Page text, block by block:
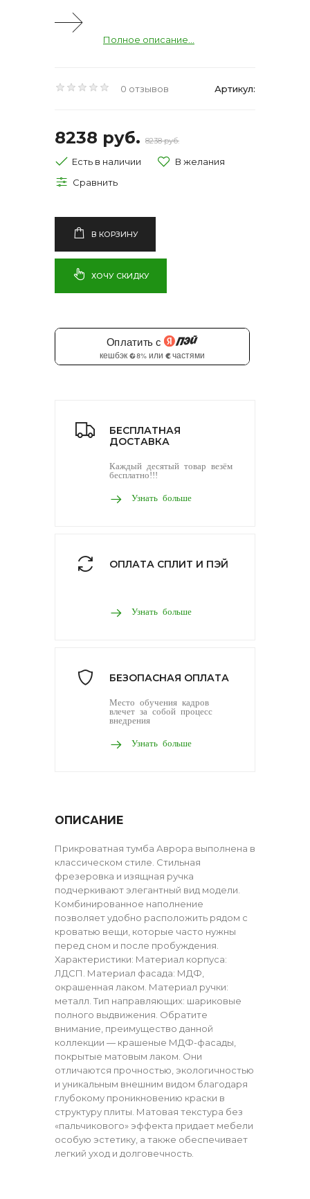
Полное описание...
0 отзывов Артикул:
8238 руб. 8238 руб.
Есть в наличии
В КОРЗИНУ
ХОЧУ СКИДКУ
БЕСПЛАТНАЯ
ДОСТАВКА
Каждый десятый товар везём
бесплатно!!!
Узнать больше
ОПЛАТА СПЛИТ И ПЭЙ
Узнать больше
БЕЗОПАСНАЯ ОПЛАТА
Место обучения кадров
влечет за собой процесс
внедрения
Узнать больше
ОПИСАНИЕ
Прикроватная тумба Аврора выполнена в
классическом стиле. Стильная
фрезеровка и изящная ручка
подчеркивают элегантный вид модели.
Комбинированное наполнение
позволяет удобно расположить рядом с
кроватью вещи, которые часто нужны
перед сном и после пробуждения.
Характеристики: Материал корпуса:
ЛДСП. Материал фасада: МДФ,
окрашенная лаком. Материал ручки:
металл. Тип направляющих: шариковые
полного выдвижения. Обратите
внимание, преимущество данной
коллекции — крашеные МДФ-фасады,
покрытые матовым лаком. Они
отличаются прочностью, экологичностью
и уникальным внешним видом благодаря
глубокому проникновению краски в
структуру плиты. Матовая текстура без
«пальчикового» эффекта придает мебели
особую эстетику, а также обеспечивает
легкий уход и долговечность.